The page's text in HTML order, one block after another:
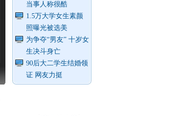
当事人称很酷
1.5万大学女生素颜
照曝光被选美
为争夺“男友” 十岁女
生决斗身亡
90后大二学生结婚领
证 网友力挺